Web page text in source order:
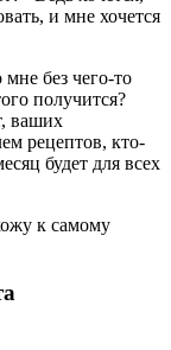
и мне хочется
без чего-то
получится?
ваших
рецептов, кто-
будет для всех
к самому